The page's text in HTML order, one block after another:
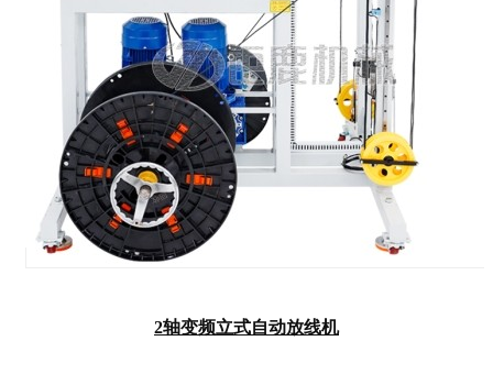
2轴变频立式自动放线机